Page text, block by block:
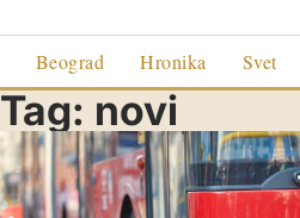
Beograd Hronika Svet
Tag: novi